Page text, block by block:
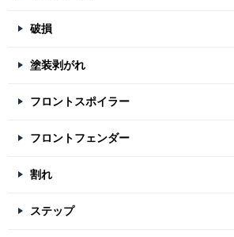
破損
塗装剥がれ
フロントスポイラー
フロントフェンダー
割れ
ステップ